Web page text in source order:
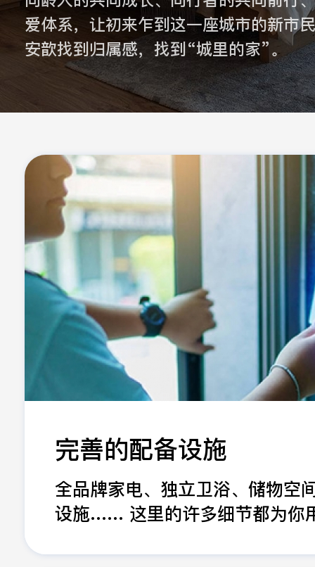
爱体系，让初来乍到这一座城市的新市
安歆找到归属感，找到“城里的家”。
完善的配备设施
全品牌家电、独立卫浴、储物空
设施…… 这里的许多细节都为你